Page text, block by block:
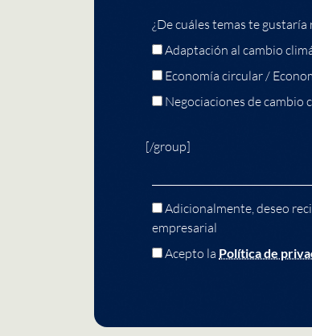
¿De cuáles temas te
Adaptación al cambio
Economía circular /
Negociaciones de cambio
[/group]
Adicionalmente, deseo
empresarial
Acepto la Política de